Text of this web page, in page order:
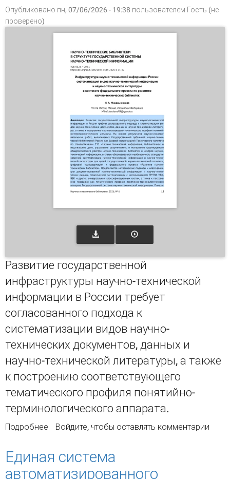
Опубликовано пн, 07/06/2026 - 19:38 пользователем Гость (не
проверено)
Развитие государственной
инфраструктуры научно-технической
информации в России требует
согласованного подхода к
систематизации видов научно-
технических документов, данных и
научно-технической литературы, а также
к построению соответствующего
тематического профиля понятийно-
терминологического аппарата.
Подробнее о Инфраструктура научно-технической
технической литературы в контексте
федерального проекта по развитию научно-
Войдите, чтобы оставлять комментарии
Единая система
автоматизированного